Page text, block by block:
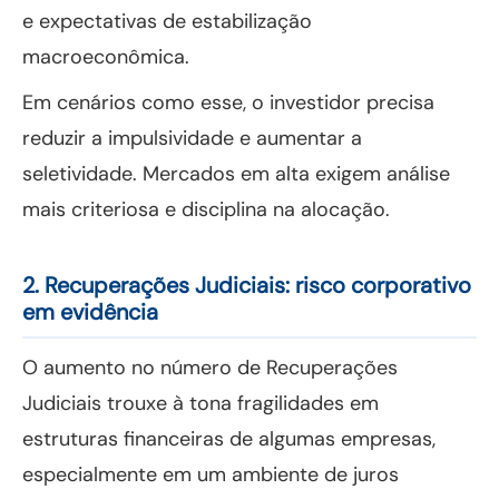
e expectativas de estabilização
macroeconômica.
Em cenários como esse, o investidor precisa
reduzir a impulsividade e aumentar a
seletividade. Mercados em alta exigem análise
mais criteriosa e disciplina na alocação.
2. Recuperações Judiciais: risco corporativo
em evidência
O aumento no número de Recuperações
Judiciais trouxe à tona fragilidades em
estruturas financeiras de algumas empresas,
especialmente em um ambiente de juros